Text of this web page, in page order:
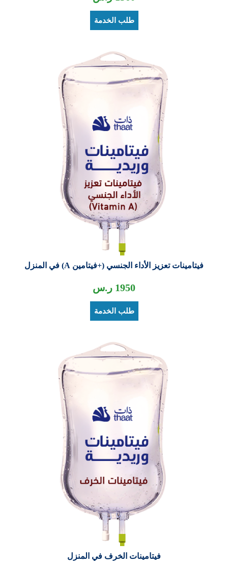
طلب الخدمة
فيتامينات تعزيز الأداء الجنسي (+فيتامين A) في المنزل
1950 ر.س
طلب الخدمة
فيتامينات الخرف في المنزل